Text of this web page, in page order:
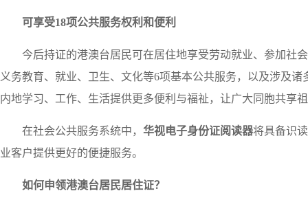
可享受18项公共服务权利和便利
今后持证的港澳台居民可在居住地享受劳动就业、参加社
义务教育、就业、卫生、文化等6项基本公共服务，以及涉及诸
内地学习、工作、生活提供更多便利与福祉，让广大同胞共享
在社会公共服务系统中， 华视电子身份证阅读器将具备识
业客户提供更好的便捷服务。
如何申领港澳台居民居住证？